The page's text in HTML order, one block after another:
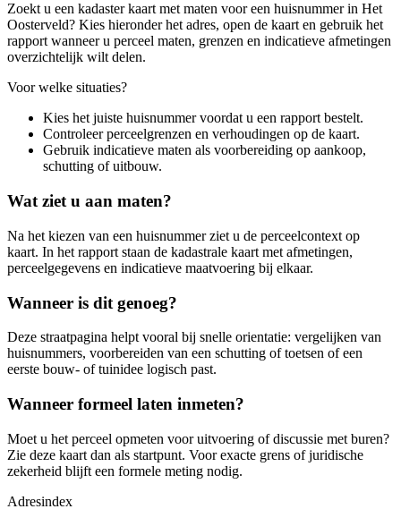
Zoekt u een kadaster kaart met maten voor een huisnummer in Het
Oosterveld? Kies hieronder het adres, open de kaart en gebruik het
rapport wanneer u perceel maten, grenzen en indicatieve afmetingen
overzichtelijk wilt delen.
Voor welke situaties?
Kies het juiste huisnummer voordat u een rapport bestelt.
Controleer perceelgrenzen en verhoudingen op de kaart.
Gebruik indicatieve maten als voorbereiding op aankoop,
schutting of uitbouw.
Wat ziet u aan maten?
Na het kiezen van een huisnummer ziet u de perceelcontext op
kaart. In het rapport staan de kadastrale kaart met afmetingen,
perceelgegevens en indicatieve maatvoering bij elkaar.
Wanneer is dit genoeg?
Deze straatpagina helpt vooral bij snelle orientatie: vergelijken van
huisnummers, voorbereiden van een schutting of toetsen of een
eerste bouw- of tuinidee logisch past.
Wanneer formeel laten inmeten?
Moet u het perceel opmeten voor uitvoering of discussie met buren?
Zie deze kaart dan als startpunt. Voor exacte grens of juridische
zekerheid blijft een formele meting nodig.
Adresindex